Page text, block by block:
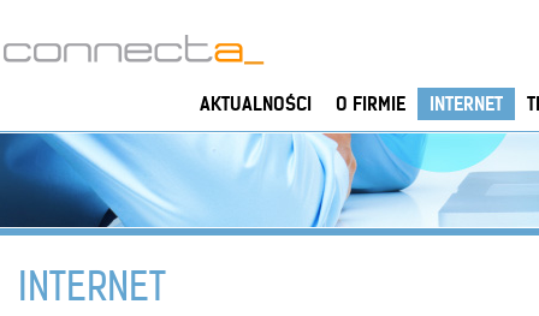
AKTUALNOŚCI O FIRMIE INTERNET
INTERNET